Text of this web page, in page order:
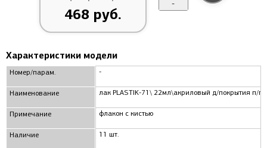
468 руб.
-
Характеристики модели
Номер/парам.
Наименование
Примечание
Наличие
-
лак PLASTIK-71\ 22мл\акриловый д/покрытия п/
флакон с кистью
11 шт.